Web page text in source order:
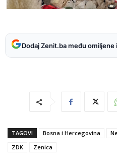
Dodaj Zenit.ba među omiljene
TAGOVI Bosna i Hercegovina
ZDK
Zenica